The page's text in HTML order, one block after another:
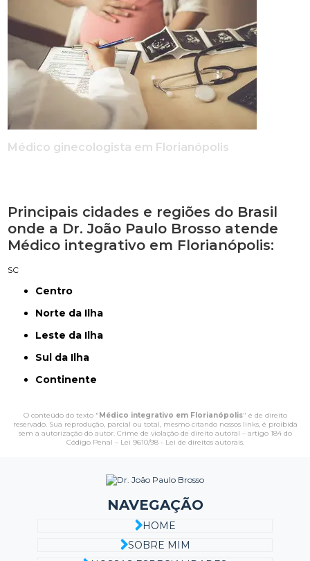
Médico ginecologista em Florianópolis
Principais cidades e regiões do Brasil
onde a Dr. João Paulo Brosso atende
Médico integrativo em Florianópolis:
SC
Centro
Norte da Ilha
Leste da Ilha
Sul da Ilha
Continente
O conteúdo do texto " Médico integrativo em Florianópolis" é de direito
reservado. Sua reprodução, parcial ou total, mesmo citando nossos links, é proibida
sem a autorização do autor. Crime de violação de direito autoral – artigo 184 do
Código Penal – Lei 9610/98 - Lei de direitos autorais.
NAVEGAÇÃO
HOME
SOBRE MIM